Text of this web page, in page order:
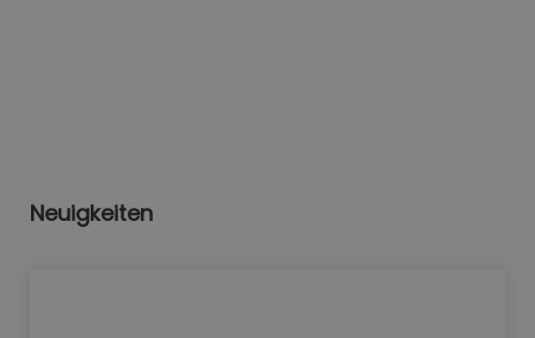
Neuigkeiten